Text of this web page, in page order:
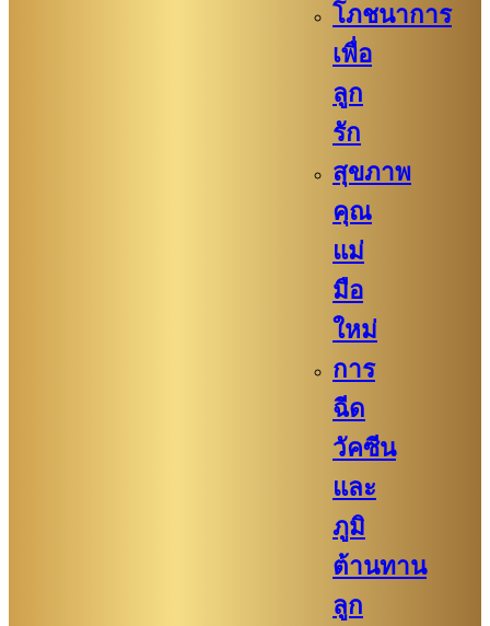
โภชนาการ
เพื่อ
ลูก
รัก
สุขภาพ
คุณ
แม่
มือ
ใหม่
การ
ฉีด
วัคซีน
และ
ภูมิ
ต้านทาน
ลูก